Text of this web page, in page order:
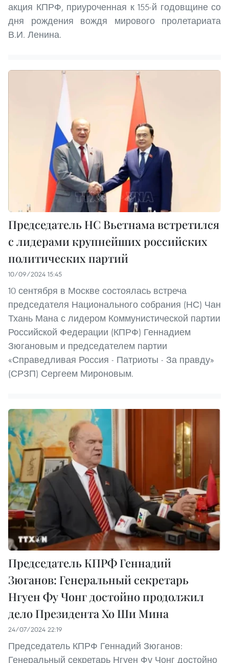
акция КПРФ, приуроченная к 155-й годовщине со
дня рождения вождя мирового пролетариата
В.И. Ленина.
Председатель НС Вьетнама встретился
с лидерами крупнейших российских
политических партий
10/09/2024 15:45
10 сентября в Москве состоялась встреча
председателя Национального собрания (НС) Чан
Тхань Мана с лидером Коммунистической партии
Российской Федерации (КПРФ) Геннадием
Зюгановым и председателем партии
«Справедливая Россия - Патриоты - За правду»
(СРЗП) Сергеем Мироновым.
Председатель КПРФ Геннадий
Зюганов: Генеральный секретарь
Нгуен Фу Чонг достойно продолжил
дело Президента Хо Ши Мина
24/07/2024 22:19
Председатель КПРФ Геннадий Зюганов:
Генеральный секретарь Нгуен Фу Чонг достойно